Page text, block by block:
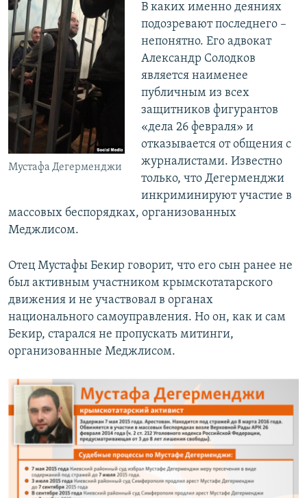
Мустафа Дегерменджи
В каких именно деяниях
подозревают последнего –
непонятно. Его адвокат
Александр Солодков
является наименее
публичным из всех
защитников фигурантов
«дела 26 февраля» и
отказывается от общения с
журналистами. Известно
только, что Дегерменджи
инкриминируют участие в
массовых беспорядках, организованных
Меджлисом.
Отец Мустафы Бекир говорит, что его сын ранее не
был активным участником крымскотатарского
движения и не участвовал в органах
национального самоуправления. Но он, как и сам
Бекир, старался не пропускать митинги,
организованные Меджлисом.